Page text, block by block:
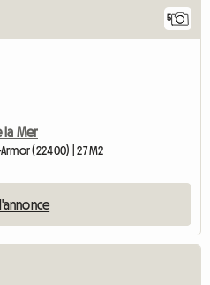
5
la Mer
(22400) | 27 M2